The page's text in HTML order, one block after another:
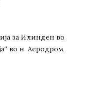
за Илинден во
во н. Аеродром,